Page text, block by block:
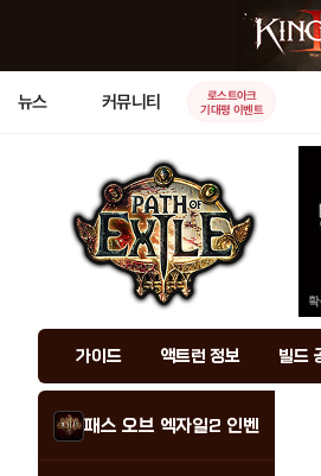
뉴스 커뮤니티
로스트아크
기대평 이벤트
가이드 액트런 정보 빌드
패스 오브 엑자일2 인벤